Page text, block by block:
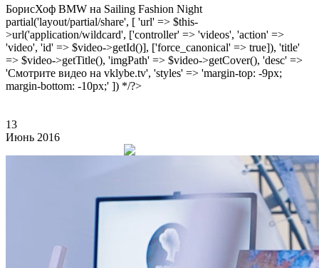
БорисХоф BMW на Sailing Fashion Night
partial('layout/partial/share', [ 'url' => $this-
>url('application/wildcard', ['controller' => 'videos', 'action' =>
'video', 'id' => $video->getId()], ['force_canonical' => true]), 'title'
=> $video->getTitle(), 'imgPath' => $video->getCover(), 'desc' =>
'Смотрите видео на vklybe.tv', 'styles' => 'margin-top: -9px;
margin-bottom: -10px;' ]) */?>
13
Июнь 2016